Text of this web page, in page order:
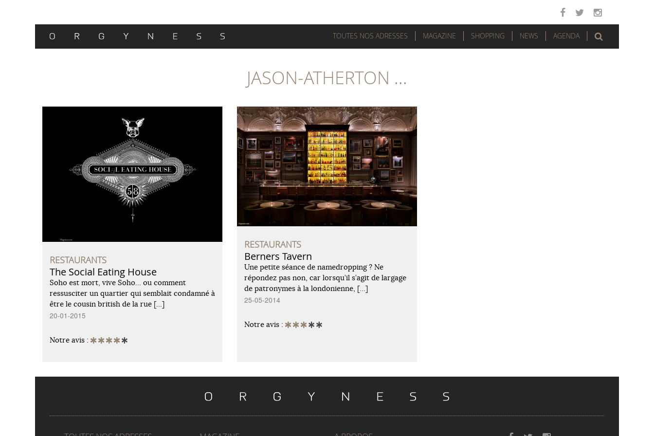
TOUTES NOS ADRESSES MAGAZINE SHOPPING NEWS AGENDA
JASON-ATHERTON ...
RESTAURANTS
The Social Eating House
Soho est mort, vive Soho… ou comment
ressusciter un quartier qui semblait condamné à
être le cousin british de la rue […]
20-01-2015
Notre avis :
RESTAURANTS
Berners Tavern
Une petite séance de namedropping ? Ne
répondez pas non, car lorsqu’il s’agit de largage
de patronymes à la londonienne, […]
25-05-2014
Notre avis :